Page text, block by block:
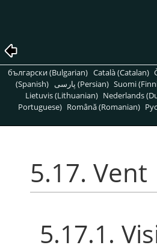
български (Bulgarian) Català (Catalan)
(Spanish)
پارسی (Persian) Suomi
Lietuvis (Lithuanian) Nederlands
Portuguese) Română (Romanian)
5.17. Vent
5.17.1.